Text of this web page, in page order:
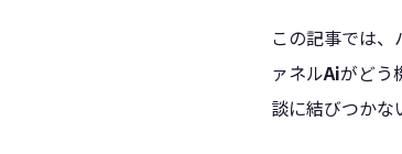
この記事では
ァネルAiがどう
談に結びつか